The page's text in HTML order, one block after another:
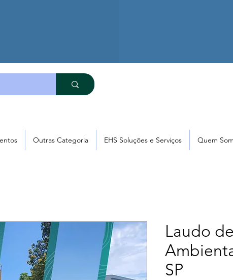
Outras Categoria EHS Soluções e Serviços Quem
Laudo
SP